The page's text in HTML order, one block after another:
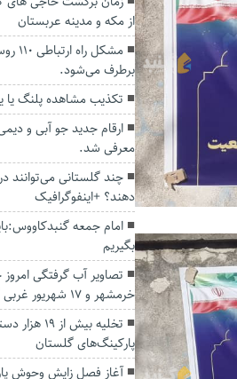
از مکه و مدینه عربستان
برطرف می‌شود.
تکذیب مشاهده پلنگ یا
ارقام جدید جو آبی و
معرفی شد.
دهند؟ +اینفوگرافیک
امام جمعه
بگیریم
تصاویر آب گرفتگی
خرمشهر و 17 شهریور غربی گنبدکاووس
تخلیه بیش
پارکینگ‌های گلستان
آغاز فصل زایش وحوش